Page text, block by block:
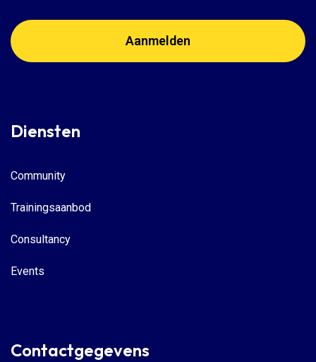
Diensten
Community
Trainingsaanbod
Consultancy
Events
Contactgegevens